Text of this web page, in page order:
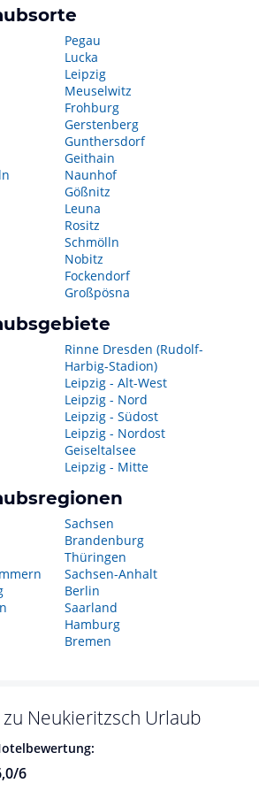
Pegau
Lucka
Leipzig
Meuselwitz
Frohburg
Gerstenberg
Gunthersdorf
Geithain
Naunhof
Gößnitz
Leuna
Rositz
Schmölln
Nobitz
Fockendorf
Großpösna
Rinne Dresden (Rudolf-
Harbig-Stadion)
Leipzig - Alt-West
Leipzig - Nord
Leipzig - Südost
Leipzig - Nordost
Geiseltalsee
Leipzig - Mitte
Sachsen
Brandenburg
Thüringen
Sachsen-Anhalt
Berlin
Saarland
Hamburg
Bremen
Neukieritzsch Urlaub
/6